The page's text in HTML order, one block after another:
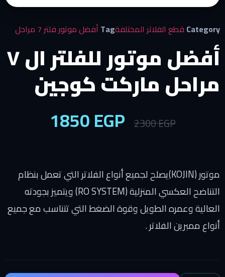
Category قطع الفلاتر المختلفةTag أفضل موتور فلتر 7 مراحل
أفضل موتور للفلتر ال ٧
مراحل ماركت كوجين
2300EGP
1850EGP
موتور(KOJIN)
يصلح لجميع أنواع الفلاتر التي تعمل بنظام
التناضح العكسي المنزلية (RO SYSTEM) ويتميز بجودته
العالية وعمره الطويل وقوة الضغط التي تتناسب مع جميع
أنواع ممبرين الفلاتر .